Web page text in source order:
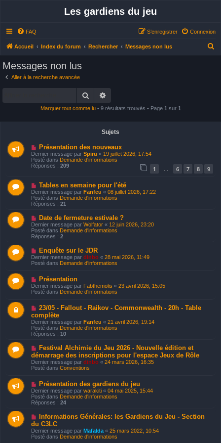
Les gardiens du jeu
FAQ Connexion
S’enregistrer
Accueil Index du forum Rechercher Messages non lus
Messages non lus
Aller à la recherche avancée
Rechercher
Marquer tout comme lu• 9 résultats trouvés • Page 1 sur 1
Sujets
N
o
u
v
e
u
m
e
s
s
g
e
Présentation des nouveaux
Dernier message par Spiru « 19 juillet 2026, 17:54
Posté dans Demande d'informations
Réponses : 209 1 6 7 8 9
N
o
u
v
e
u
m
e
s
a
g
e
Tables en semaine pour l'été
Dernier message par Fanfeu « 08 juillet 2026, 17:22
Posté dans Demande d'informations
Réponses : 21
N
o
u
v
e
u
m
e
s
a
g
e
Date de fermeture estivale ?
Dernier message par Wolfator « 12 juin 2026, 23:20
Posté dans Demande d'informations
Réponses : 2
N
o
u
v
u
m
s
a
g
e
Enquête sur le JDR
Dernier message par dinbo « 28 mai 2026, 11:49
Posté dans Demande d'informations
N
o
u
v
a
u
m
e
s
s
g
e
Présentation
Dernier message par Fabthemolis « 23 avril 2026, 15:05
Posté dans Demande d'informations
N
u
v
e
a
m
e
s
s
a
23/05 - Fallout - Raikov - Commonwealth - 20h - Table
complète
Dernier message par Fanfeu « 21 avril 2026, 19:14
Posté dans Demande d'informations
Réponses : 10
N
o
u
v
e
u
m
e
s
s
g
e
Festival Alchimie du Jeu 2026 - Nouvelle édition et
démarrage des inscriptions pour l'espace Jeux de Rôle
Dernier message par dinbo « 24 mars 2026, 16:35
Posté dans Conventions
N
o
u
v
e
u
m
e
s
Présentation des gardiens du jeu
Dernier message par warakiti « 04 mai 2025, 15:44
Posté dans Demande d'informations
Réponses : 24
N
u
v
e
Informations Générales: les Gardiens du Jeu - Section
du C3LC
Dernier message par Mafalda « 25 mars 2022, 10:54
Posté dans Demande d'informations